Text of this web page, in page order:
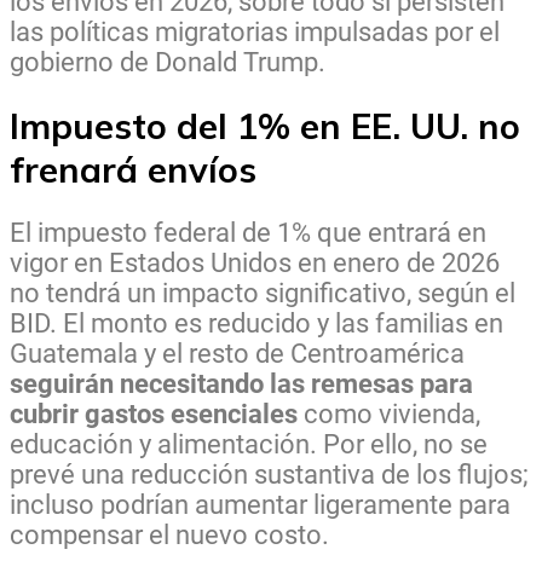
las políticas migratorias impulsadas por el
gobierno de Donald Trump.
Impuesto del 1% en EE. UU. no
frenará envíos
El impuesto federal de 1% que entrará en
vigor en Estados Unidos en enero de 2026
no tendrá un impacto significativo, según el
BID. El monto es reducido y las familias en
Guatemala y el resto de Centroamérica
seguirán necesitando las remesas para
cubrir gastos esenciales como vivienda,
educación y alimentación. Por ello, no se
prevé una reducción sustantiva de los flujos;
incluso podrían aumentar ligeramente para
compensar el nuevo costo.